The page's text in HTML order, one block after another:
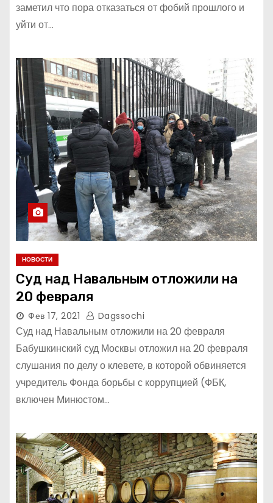
заметил что пора отказаться от фобий прошлого и
уйти от…
НОВОСТИ
Суд над Навальным отложили на
20 февраля
Фев 17, 2021 Dagssochi
Суд над Навальным отложили на 20 февраля
Бабушкинский суд Москвы отложил на 20 февраля
слушания по делу о клевете, в которой обвиняется
учредитель Фонда борьбы с коррупцией (ФБК,
включен Минюстом…